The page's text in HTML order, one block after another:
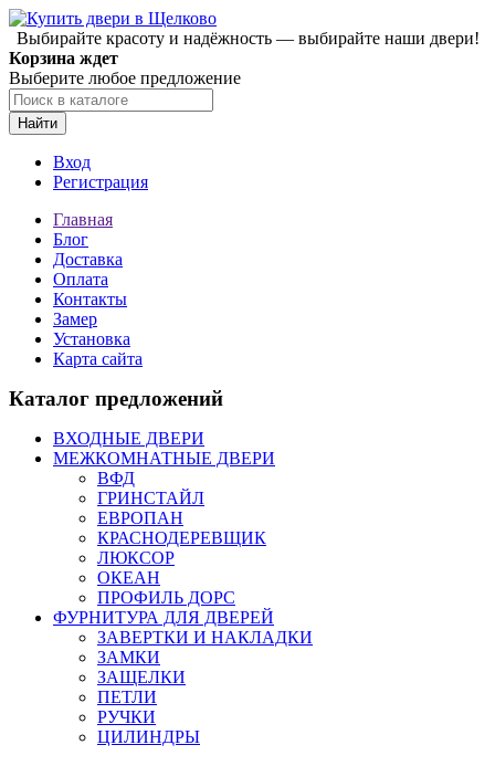
Выбирайте красоту и надёжность — выбирайте наши двери!
Корзина ждет
Выберите любое предложение
Найти
Вход
Регистрация
Главная
Блог
Доставка
Оплата
Контакты
Замер
Установка
Карта сайта
Каталог предложений
ВХОДНЫЕ ДВЕРИ
МЕЖКОМНАТНЫЕ ДВЕРИ
ВФД
ГРИНСТАЙЛ
ЕВРОПАН
КРАСНОДЕРЕВЩИК
ЛЮКСОР
ОКЕАН
ПРОФИЛЬ ДОРС
ФУРНИТУРА ДЛЯ ДВЕРЕЙ
ЗАВЕРТКИ И НАКЛАДКИ
ЗАМКИ
ЗАЩЕЛКИ
ПЕТЛИ
РУЧКИ
ЦИЛИНДРЫ